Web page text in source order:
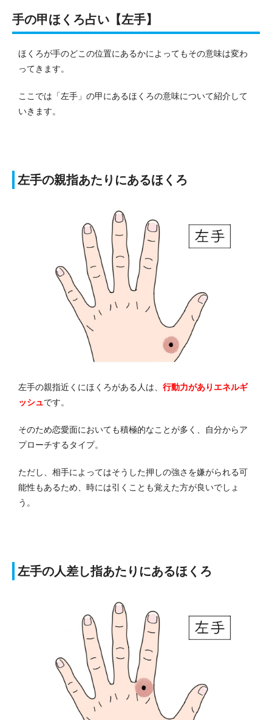
手の甲ほくろ占い【左手】
ほくろが手のどこの位置にあるかによってもその意味は変わ
ってきます。
ここでは「左手」の甲にあるほくろの意味について紹介して
いきます。
左手の親指あたりにあるほくろ
左手の親指近くにほくろがある人は、 行動力がありエネルギ
ッシュです。
そのため恋愛面においても積極的なことが多く、自分からア
プローチするタイプ。
ただし、相手によってはそうした押しの強さを嫌がられる可
能性もあるため、時には引くことも覚えた方が良いでしょ
う。
左手の人差し指あたりにあるほくろ